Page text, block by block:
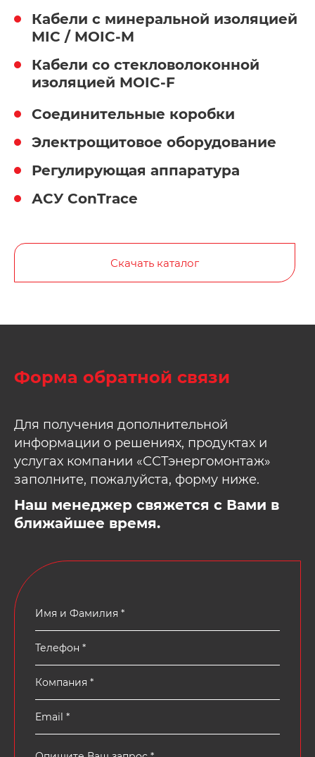
Кабели с минеральной изоляцией
MIC / MOIC-M
Кабели со стекловолоконной
изоляцией MOIC-F
Соединительные коробки
Электрощитовое оборудование
Регулирующая аппаратура
АСУ ConTrace
Скачать каталог
Форма обратной связи
Для получения дополнительной
информации о решениях, продуктах и
услугах компании «ССТэнергомонтаж»
заполните, пожалуйста, форму ниже.
Наш менеджер свяжется с Вами в
ближайшее время.